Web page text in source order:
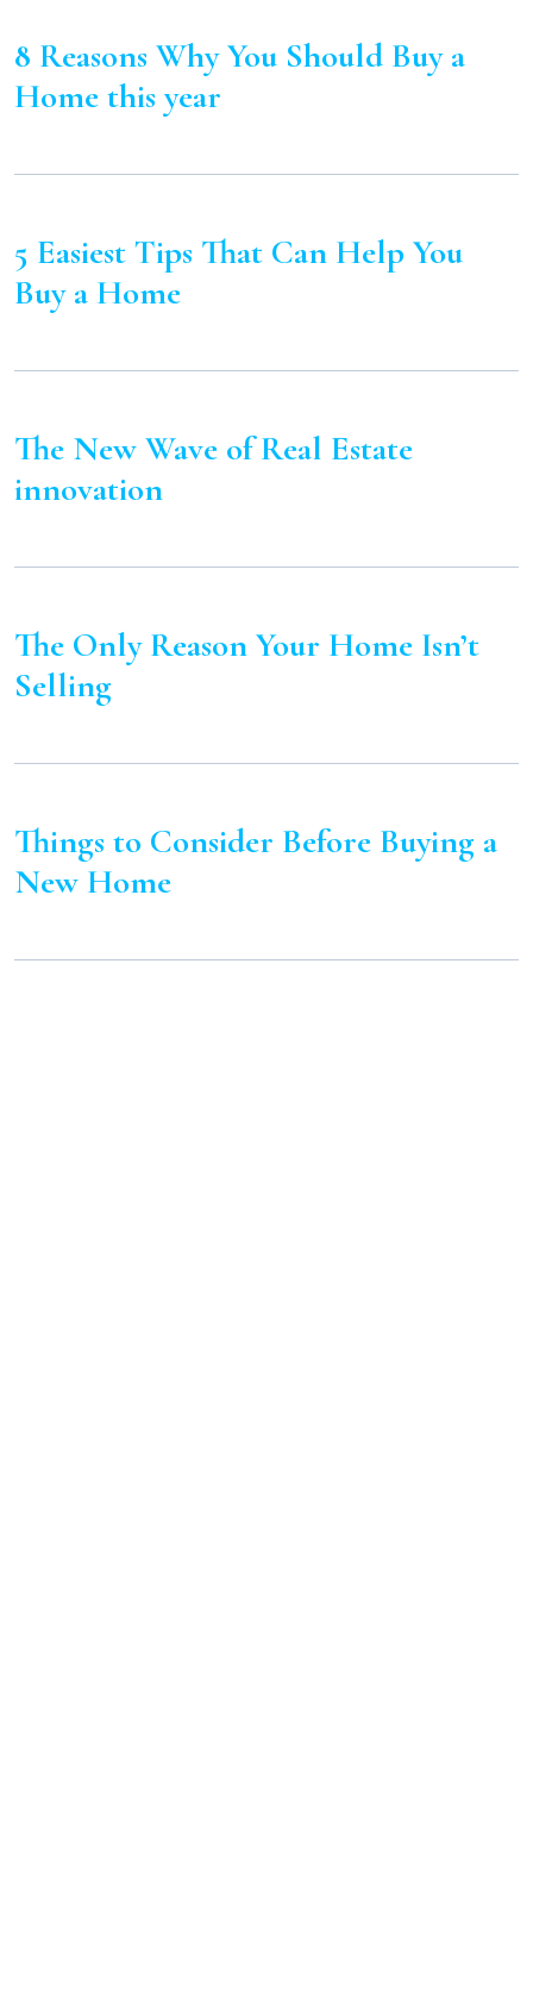
8 Reasons Why You Should Buy a
Home this year
5 Easiest Tips That Can Help You
Buy a Home
The New Wave of Real Estate
innovation
The Only Reason Your Home Isn’t
Selling
Things to Consider Before Buying a
New Home